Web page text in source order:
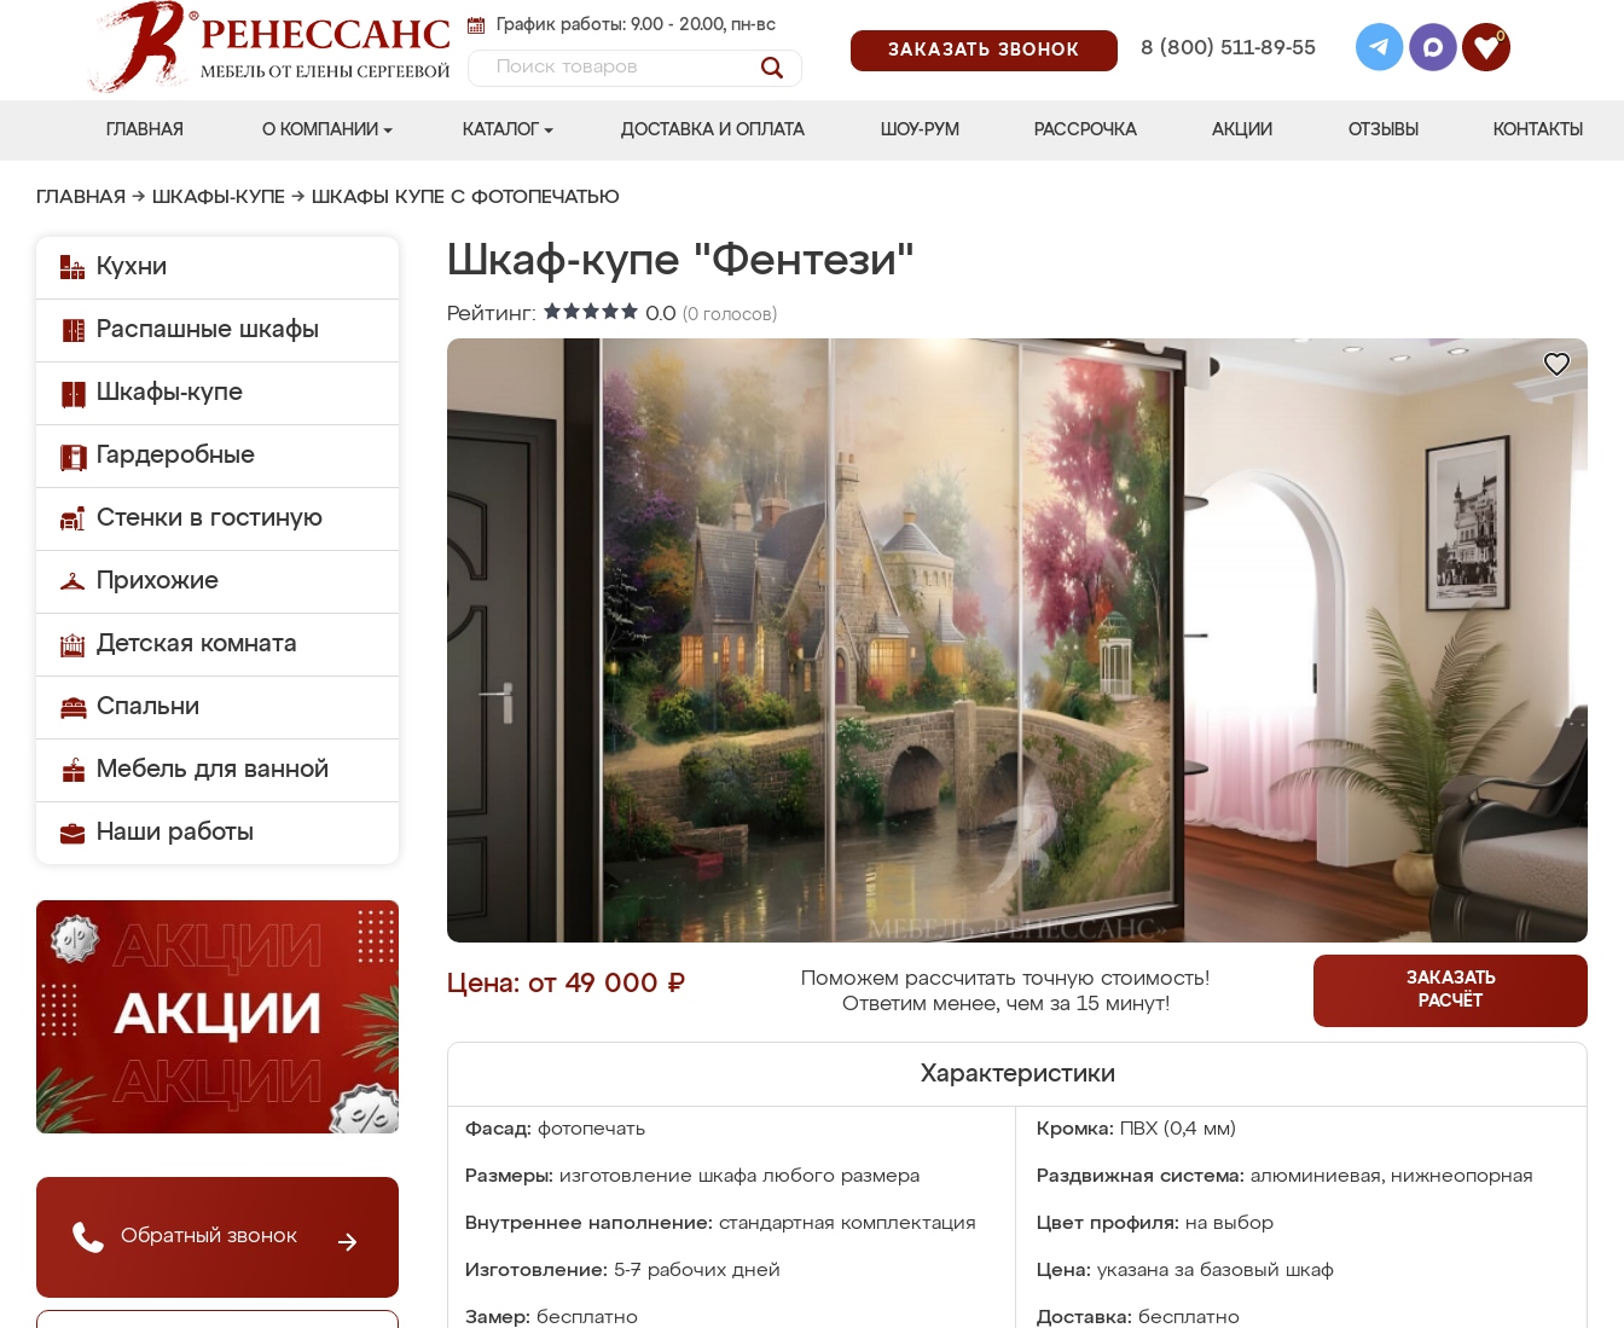
График работы: 9.00 - 20.00, пн-вс
ЗАКАЗАТЬ ЗВОНОК
8 (800) 511-89-55
0
ГЛАВНАЯ О КОМПАНИИ КАТАЛОГ ДОСТАВКА И ОПЛАТА ШОУ-РУМ РАССРОЧКА АКЦИИ ОТЗЫВЫ КОНТАКТЫ
ГЛАВНАЯ → ШКАФЫ-КУПЕ → ШКАФЫ КУПЕ С ФОТОПЕЧАТЬЮ
Кухни
Распашные шкафы
Шкафы-купе
Гардеробные
Стенки в гостиную
Прихожие
Детская комната
Спальни
Мебель для ванной
Наши работы
Обратный звонок
Шкаф-купе "Фентези"
Рейтинг: 0.0 (0 голосов)
Цена: от 49 000 ₽
Поможем рассчитать точную стоимость!
Ответим менее, чем за 15 минут!
ЗАКАЗАТЬ
РАСЧЁТ
Характеристики
Фасад: фотопечать Кромка: ПВХ (0,4 мм)
Размеры: изготовление шкафа любого размера Раздвижная система: алюминиевая, нижнеопорная
Внутреннее наполнение: стандартная комплектация Цвет профиля: на выбор
Изготовление: 5-7 рабочих дней Цена: указана за базовый шкаф
Замер: бесплатно Доставка: бесплатно